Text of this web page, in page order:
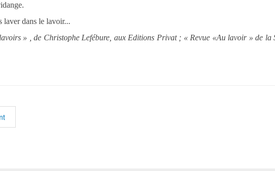
laver dans le lavoir...
» , de Christophe Lefébure, aux Editions Privat ; « Revue «Au lavoir » de la